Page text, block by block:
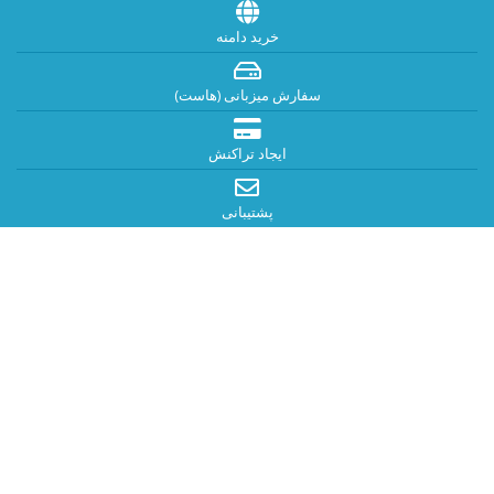
خرید دامنه
سفارش میزبانی (هاست)
ایجاد تراکنش
پشتیبانی